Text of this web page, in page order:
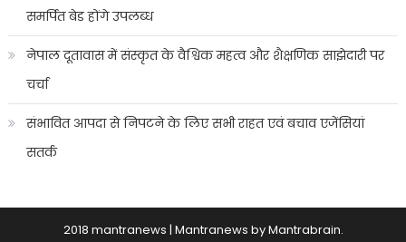
समर्पित बेड होंगे उपलब्ध
नेपाल दूतावास में संस्कृत के वैश्विक महत्व और शैक्षणिक साझेदारी पर
चर्चा
संभावित आपदा से निपटने के लिए सभी राहत एवं बचाव एजेंसियां
सतर्क
2018 mantranews | Mantranews byMantrabrain.